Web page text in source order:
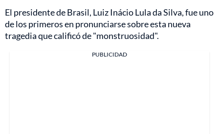
El presidente de Brasil, Luiz Inácio Lula da Silva, fue uno
de los primeros en pronunciarse sobre esta nueva
tragedia que calificó de "monstruosidad".
PUBLICIDAD